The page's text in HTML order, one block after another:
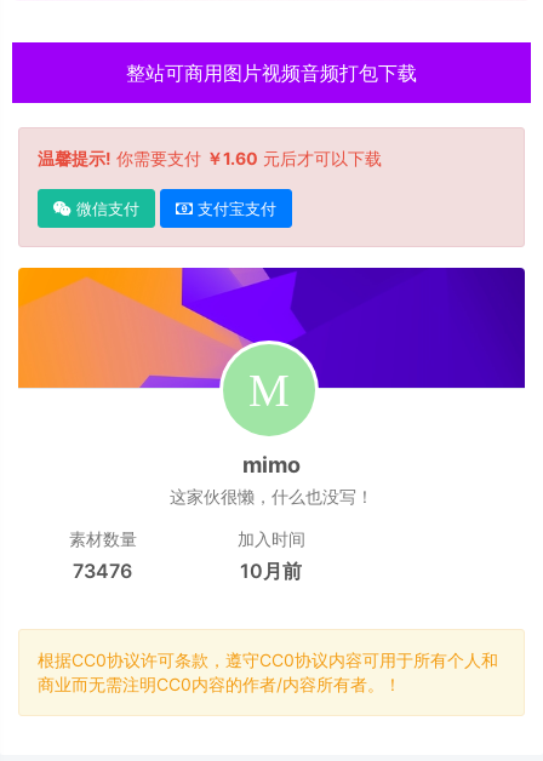
整站可商用图片视频音频打包下载
温馨提示! 你需要支付 ￥1.60 元后才可以下载
微信支付 支付宝支付
mimo
这家伙很懒，什么也没写！
素材数量
73476
加入时间
10月前
根据CC0协议许可条款，遵守CC0协议内容可用于所有个人和
商业而无需注明CC0内容的作者/内容所有者。！